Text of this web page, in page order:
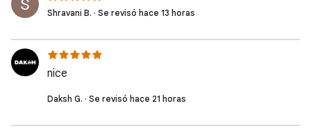
Shravani B. · Se revisó hace 13 horas
nice
Daksh G. · Se revisó hace 21 horas